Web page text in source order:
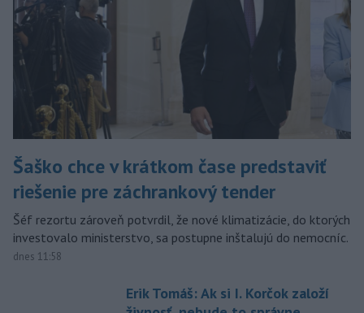
Šaško chce v krátkom čase predstaviť
riešenie pre záchrankový tender
Šéf rezortu zároveň potvrdil, že nové klimatizácie, do ktorých
investovalo ministerstvo, sa postupne inštalujú do nemocníc.
dnes 11:58
Erik Tomáš: Ak si I. Korčok založí